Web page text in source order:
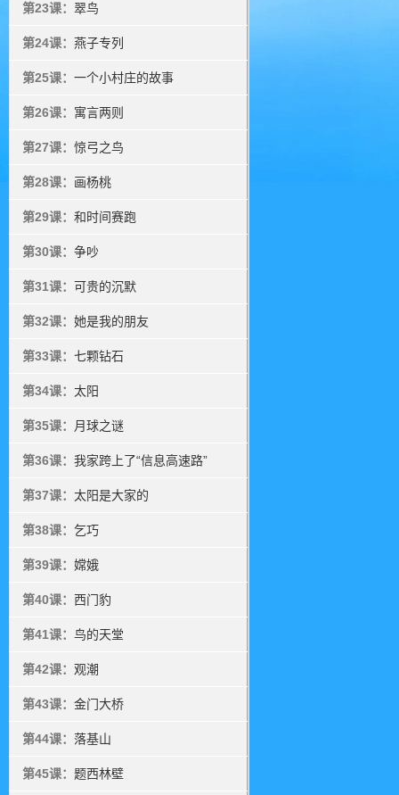
第23课： 翠鸟
第24课： 燕子专列
第25课： 一个小村庄的故事
第26课： 寓言两则
第27课： 惊弓之鸟
第28课： 画杨桃
第29课： 和时间赛跑
第30课： 争吵
第31课： 可贵的沉默
第32课： 她是我的朋友
第33课： 七颗钻石
第34课： 太阳
第35课： 月球之谜
第36课： 我家跨上了“信息高速路”
第37课： 太阳是大家的
第38课： 乞巧
第39课： 嫦娥
第40课： 西门豹
第41课： 鸟的天堂
第42课： 观潮
第43课： 金门大桥
第44课： 落基山
第45课： 题西林壁